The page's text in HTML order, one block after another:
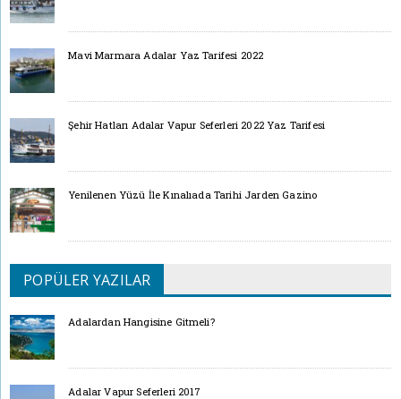
Mavi Marmara Adalar Yaz Tarifesi 2022
Şehir Hatları Adalar Vapur Seferleri 2022 Yaz Tarifesi
Yenilenen Yüzü İle Kınalıada Tarihi Jarden Gazino
POPÜLER YAZILAR
Adalardan Hangisine Gitmeli?
Adalar Vapur Seferleri 2017